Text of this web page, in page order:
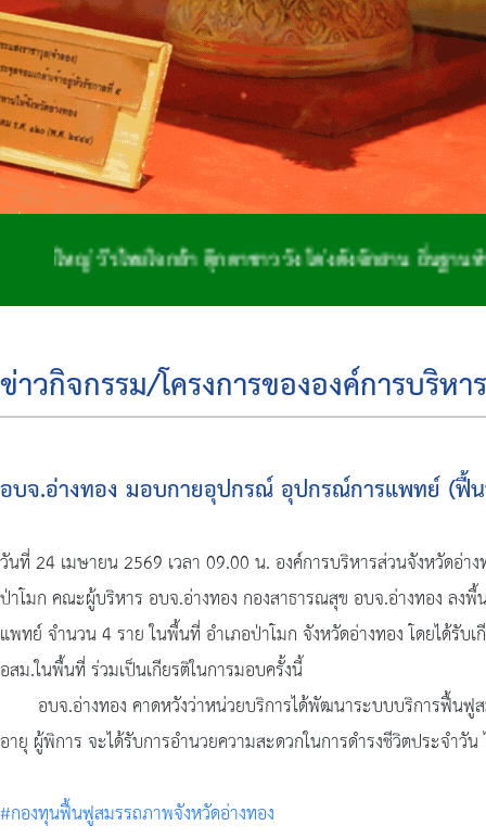
จกล้า ตุ๊กตาชาววัง โด่งดังจักสาน ถิ่นฐานทำกลอง เมืองสอง
ข่าวกิจกรรม/โครงการขององค์การบริห
อบจ.อ่างทอง มอบกายอุปกรณ์ อุปกรณ์การแพทย์ (ฟื้
วันที่ 24 เมษายน 2569 เวลา 09.00 น. องค์การบริหารส่วนจังหวัดอ่
ป่าโมก คณะผู้บริหาร อบจ.อ่างทอง กองสาธารณสุข อบจ.อ่างทอง ล
แพทย์ จำนวน 4 ราย ในพื้นที่ อำเภอป่าโมก จังหวัดอ่างทอง โดยได้รั
อสม.ในพื้นที่ ร่วมเป็นเกียรติในการมอบครั้งนี้
อบจ.อ่างทอง คาดหวังว่าหน่วยบริการได้พัฒนาระบบบริการฟื้นฟูส
อายุ ผู้พิการ จะได้รับการอำนวยความสะดวกในการดำรงชีวิตประจ
#กองทุนฟื้นฟูสมรรถภาพจังหวัดอ่างทอง